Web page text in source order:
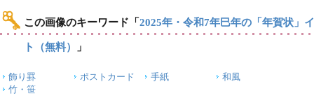
この画像のキーワード 「 2025年・令和7年巳年の「年賀状」
ト（無料） 」
飾り罫 ポストカード 手紙
和風
竹・笹